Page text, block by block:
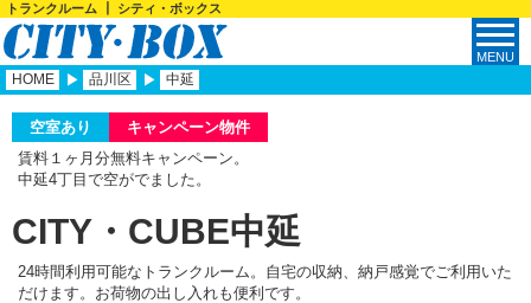
トランクルーム ┃ シティ・ボックス
HOME 品川区 中延
空室あり
キャンペーン物件
賃料１ヶ月分無料キャンペーン。
中延4丁目で空がでました。
CITY・CUBE中延
24時間利用可能なトランクルーム。自宅の収納、納戸感覚でご利用いた
だけます。お荷物の出し入れも便利です。